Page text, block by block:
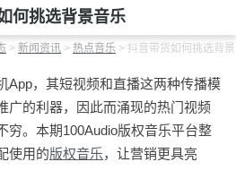
何挑选背景音乐
> 新闻资讯 > 热点音乐 > 抖音带货如何挑选背
App，其短视频和直播这两种传播模
广的利器，因此而涌现的热门视频
穷。本期100Audio版权音乐平台整
使用的版权音乐，让营销更具亮